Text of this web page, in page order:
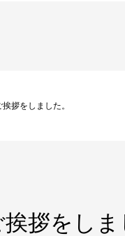
拶をしました。
拶をし